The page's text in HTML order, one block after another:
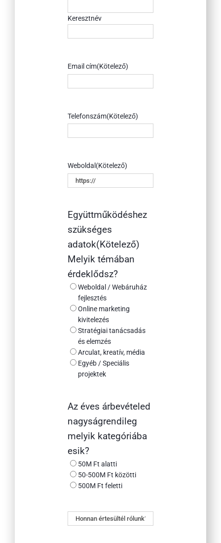
Keresztnév
Email cím(Kötelező)
Telefonszám(Kötelező)
Weboldal (Kötelező)
Együttműködéshez
szükséges
adatok(Kötelező)
Melyik témában
érdeklődsz?
Weboldal / Webáruház
fejlesztés
Online marketing
kivitelezés
Stratégiai tanácsadás
és elemzés
Arculat, kreatív, média
Egyéb / Speciális
projektek
Az éves árbevételed
nagyságrendileg
melyik kategóriába
esik?
50M Ft alatti
50-500M Ft közötti
500M Ft feletti
Honnan
értesültél